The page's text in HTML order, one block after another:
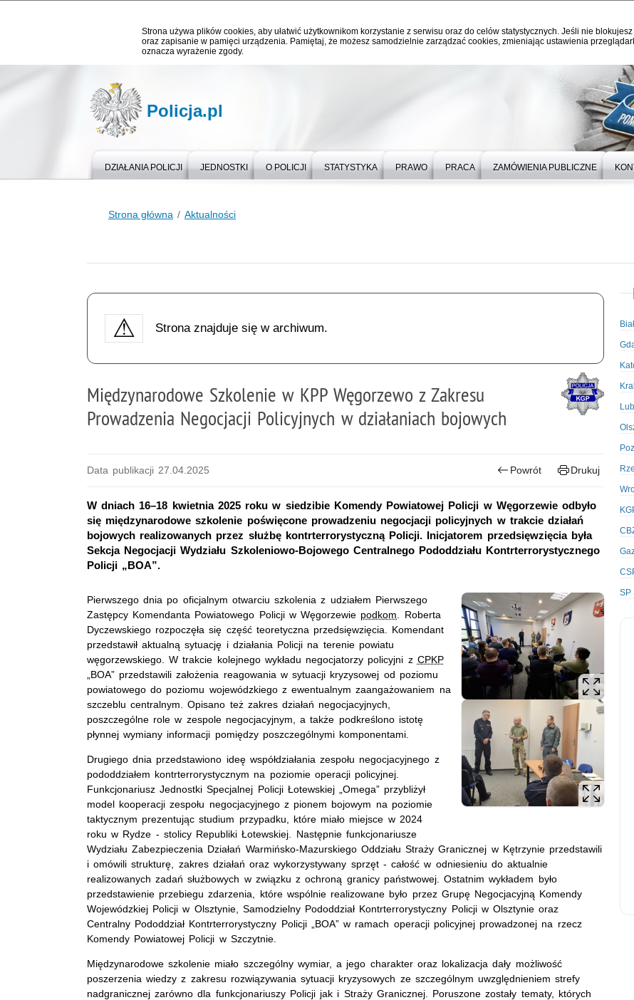
Strona używa plików cookies, aby ułatwić użytkownikom korzystanie z serwisu oraz do celów statystycznych. Jeśli nie
oraz zapisanie w pamięci urządzenia. Pamiętaj, że możesz samodzielnie zarządzać cookies, zmieniając ustawienia
oznacza wyrażenie zgody.
Policja.pl
DZIAŁANIA POLICJI JEDNOSTKI O POLICJI STATYSTYKA PRAWO PRACA ZAMÓWIENIA PUBLICZNE
Strona główna Aktualności
Strona znajduje się w archiwum.
Międzynarodowe Szkolenie w KPP Węgorzewo z Zakresu
Prowadzenia Negocjacji Policyjnych w działaniach bojowych
Data publikacji 27.04.2025 Powrót Drukuj
W dniach 16–18 kwietnia 2025 roku w siedzibie Komendy Powiatowej Policji w Węgorzewie odbyło
się międzynarodowe szkolenie poświęcone prowadzeniu negocjacji policyjnych w trakcie działań
bojowych realizowanych przez służbę kontrterrorystyczną Policji. Inicjatorem przedsięwzięcia była
Sekcja Negocjacji Wydziału Szkoleniowo-Bojowego Centralnego Pododdziału Kontrterrorystycznego
Policji „BOA”.
Pierwszego dnia po oficjalnym otwarciu szkolenia z udziałem Pierwszego
Zastępcy Komendanta Powiatowego Policji w Węgorzewie podkom . Roberta
Dyczewskiego rozpoczęła się część teoretyczna przedsięwzięcia. Komendant
przedstawił aktualną sytuację i działania Policji na terenie powiatu
węgorzewskiego. W trakcie kolejnego wykładu negocjatorzy policyjni z CPKP
„BOA” przedstawili założenia reagowania w sytuacji kryzysowej od poziomu
powiatowego do poziomu wojewódzkiego z ewentualnym zaangażowaniem na
szczeblu centralnym. Opisano też zakres działań negocjacyjnych,
poszczególne role w zespole negocjacyjnym, a także podkreślono istotę
płynnej wymiany informacji pomiędzy poszczególnymi komponentami.
Drugiego dnia przedstawiono ideę współdziałania zespołu negocjacyjnego z
pododdziałem kontrterrorystycznym na poziomie operacji policyjnej.
Funkcjonariusz Jednostki Specjalnej Policji Łotewskiej „Omega” przybliżył
model kooperacji zespołu negocjacyjnego z pionem bojowym na poziomie
taktycznym prezentując studium przypadku, które miało miejsce w 2024
roku w Rydze - stolicy Republiki Łotewskiej. Następnie funkcjonariusze
Wydziału Zabezpieczenia Działań Warmińsko-Mazurskiego Oddziału Straży Granicznej w Kętrzynie przedstawili
i omówili strukturę, zakres działań oraz wykorzystywany sprzęt - całość w odniesieniu do aktualnie
realizowanych zadań służbowych w związku z ochroną granicy państwowej. Ostatnim wykładem było
przedstawienie przebiegu zdarzenia, które wspólnie realizowane było przez Grupę Negocjacyjną Komendy
Wojewódzkiej Policji w Olsztynie, Samodzielny Pododdział Kontrterrorystyczny Policji w Olsztynie oraz
Centralny Pododdział Kontrterrorystyczny Policji „BOA” w ramach operacji policyjnej prowadzonej na rzecz
Komendy Powiatowej Policji w Szczytnie.
Międzynarodowe szkolenie miało szczególny wymiar, a jego charakter oraz lokalizacja dały możliwość
poszerzenia wiedzy z zakresu rozwiązywania sytuacji kryzysowych ze szczególnym uwzględnieniem strefy
nadgranicznej zarówno dla funkcjonariuszy Policji jak i Straży Granicznej. Poruszone zostały tematy, których
SP